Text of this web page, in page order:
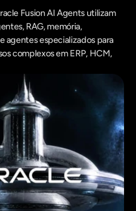
Fusion AI Agents utilizam
RAG, memória,
agentes especializados para
complexos em ERP, HCM,